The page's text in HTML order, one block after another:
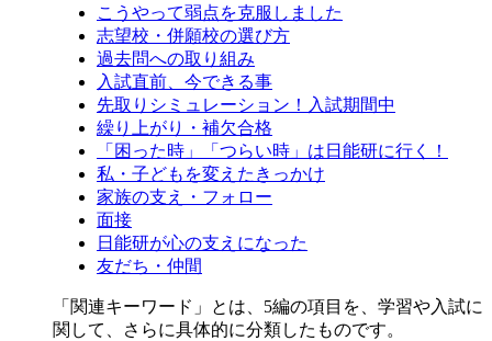
こうやって弱点を克服しました
志望校・併願校の選び方
過去問への取り組み
入試直前、今できる事
先取りシミュレーション！入試期間中
繰り上がり・補欠合格
「困った時」「つらい時」は日能研に行く！
私・子どもを変えたきっかけ
家族の支え・フォロー
面接
日能研が心の支えになった
友だち・仲間
「関連キーワード」とは、5編の項目を、学習や入試に
関して、さらに具体的に分類したものです。